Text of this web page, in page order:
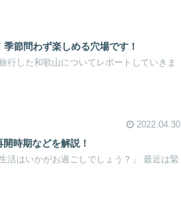
節問わず楽しめる穴場です！
行した和歌山についてレポートしていきま
2022.04.30
時期などを解説！
活はいかがお過ごしでしょう？」 最近は緊